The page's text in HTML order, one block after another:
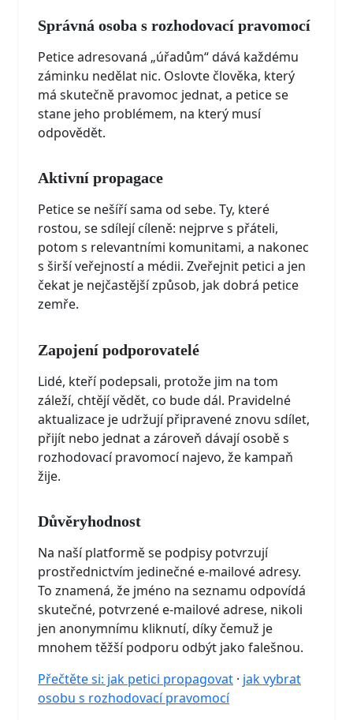
Správná osoba s rozhodovací pravomocí
Petice adresovaná „úřadům“ dává každému
záminku nedělat nic. Oslovte člověka, který
má skutečně pravomoc jednat, a petice se
stane jeho problémem, na který musí
odpovědět.
Aktivní propagace
Petice se nešíří sama od sebe. Ty, které
rostou, se sdílejí cíleně: nejprve s přáteli,
potom s relevantními komunitami, a nakonec
s širší veřejností a médii. Zveřejnit petici a jen
čekat je nejčastější způsob, jak dobrá petice
zemře.
Zapojení podporovatelé
Lidé, kteří podepsali, protože jim na tom
záleží, chtějí vědět, co bude dál. Pravidelné
aktualizace je udržují připravené znovu sdílet,
přijít nebo jednat a zároveň dávají osobě s
rozhodovací pravomocí najevo, že kampaň
žije.
Důvěryhodnost
Na naší platformě se podpisy potvrzují
prostřednictvím jedinečné e-mailové adresy.
To znamená, že jméno na seznamu odpovídá
skutečné, potvrzené e-mailové adrese, nikoli
jen anonymnímu kliknutí, díky čemuž je
mnohem těžší podporu odbýt jako falešnou.
Přečtěte si: jak petici propagovat · jak vybrat
osobu s rozhodovací pravomocí